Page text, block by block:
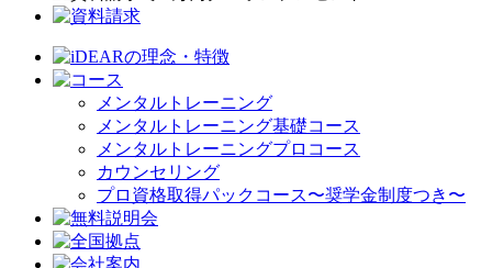
メンタルトレーニング
メンタルトレーニング基礎コース
メンタルトレーニングプロコース
カウンセリング
プロ資格取得パックコース〜奨学金制度つき〜